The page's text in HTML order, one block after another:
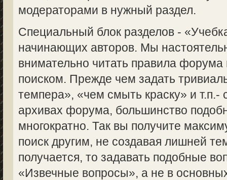
модераторами в нужный раздел.
Специальный блок разделов -
начинающих авторов. Мы
внимательно читать правила форума
поиском. Прежде чем задать
темпера», «чем смыть краску» и т.п.-
архивах форума, большинство
многократно. Так вы получите
поиск другим, не создавая лишней
получается, то задавать подобные
«Извечные вопросы», а не в